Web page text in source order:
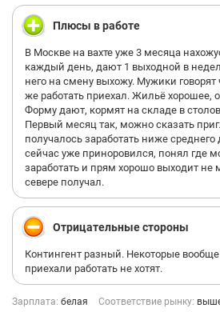
Плюсы в работе
В Москве на вахте уже 3 месяца
каждый день, дают 1 выходной в
него на смену выхожу. Мужики
же работать приехал. Жильё хорошее,
Форму дают, кормят на складе в
Первый месяц так, можно сказать
получалось заработать ниже
сейчас уже приноровился, понял где
заработать и прям хорошо выходит
севере получал.
Отрицательные стороны
Контингент разный. Некоторые
приехали работать не хотят.
Зарплата: белая Соответствие рынку: